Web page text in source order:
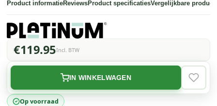
Product informatieReviewsProduct specificatiesVergelijkbare
€119.95Incl. BTW
Op voorraad
IN WINKELWAGEN